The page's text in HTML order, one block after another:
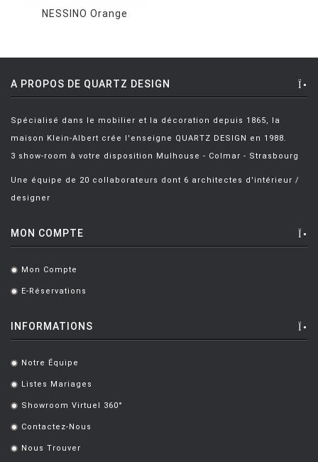
NESSINO Orange
A PROPOS DE QUARTZ DESIGN
Spécialisé dans le mobilier et la décoration depuis 1865, la
maison Klein-Albert crée l'enseigne QUARTZ DESIGN en 1988.
3 show-room à votre disposition Mulhouse - Colmar - Strasbourg
Une équipe de 20 collaborateurs dont 6 architectes d'intérieur /
designer
MON COMPTE
. Mon Compte
. E-Réservations
INFORMATIONS
. Notre Équipe
. Listes Mariages
. Showroom Virtuel 360°
. Contactez-Nous
. Nous Trouver